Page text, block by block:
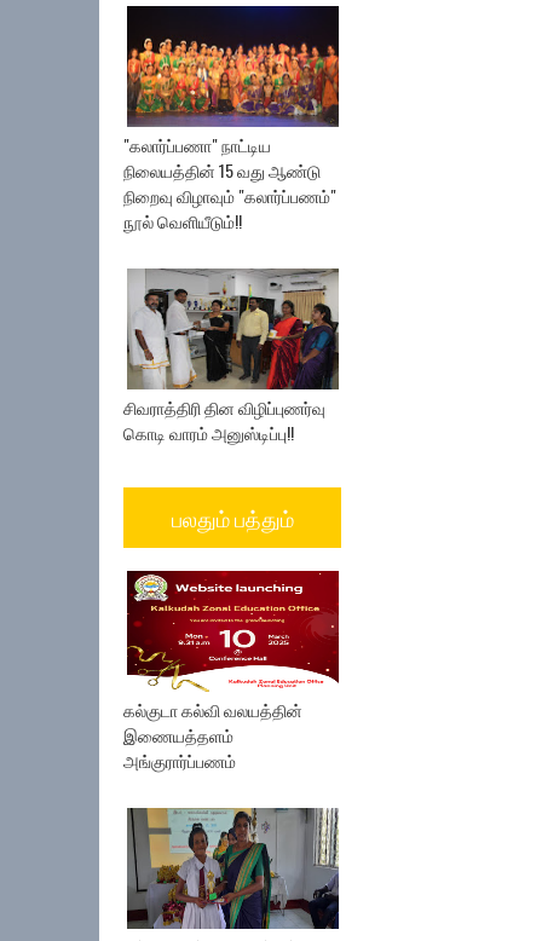
"கலார்ப்பணா" நாட்டிய
நிலையத்தின் 15 வது ஆண்டு
நிறைவு விழாவும் "கலார்ப்பணம்"
நூல் வெளியீடும்!!
சிவராத்திரி தின விழிப்புணர்வு
கொடி வாரம் அனுஸ்டிப்பு!!
பலதும் பத்தும்
கல்குடா கல்வி வலயத்தின்
இணையத்தளம்
அங்குரார்ப்பணம்